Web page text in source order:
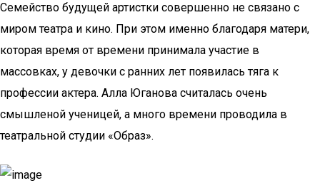
Семейство будущей артистки совершенно не связано с
миром театра и кино. При этом именно благодаря матери,
которая время от времени принимала участие в
массовках, у девочки с ранних лет появилась тяга к
профессии актера. Алла Юганова считалась очень
смышленой ученицей, а много времени проводила в
театральной студии «Образ».